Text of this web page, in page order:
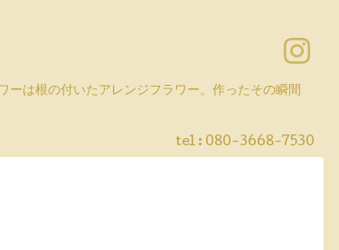
ーは根の付いたアレンジフラワー。作ったその瞬間
tel : 080-3668-7530